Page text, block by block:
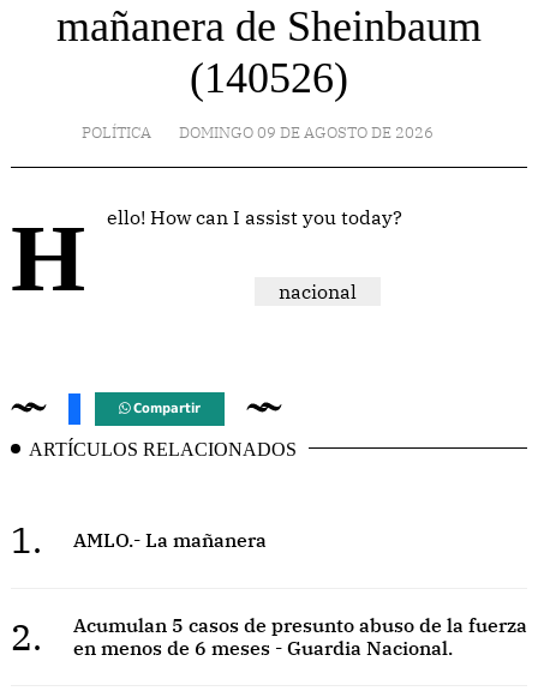
mañanera de Sheinbaum
(140526)
POLÍTICA DOMINGO 09 DE AGOSTO DE 2026
Hello! How can I assist you today?
nacional
Compartir
ARTÍCULOS RELACIONADOS
1. AMLO.- La mañanera
2.
Acumulan 5 casos de presunto abuso de la fuerza
en menos de 6 meses - Guardia Nacional.